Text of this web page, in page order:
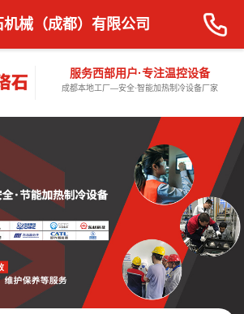
服务西部用户·专注温控设备
成都本地工厂—安全·智能加热制冷设备厂家
机械（成都）有限公司